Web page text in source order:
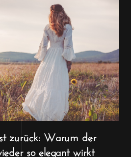
zurück: Warum der
so elegant wirkt